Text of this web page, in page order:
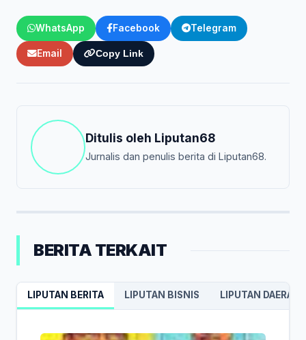
WhatsApp Facebook Telegram
Email Copy Link
Ditulis oleh Liputan68
Jurnalis dan penulis berita di Liputan68.
BERITA TERKAIT
LIPUTAN BERITA LIPUTAN BISNIS LIPUTAN DAERAH